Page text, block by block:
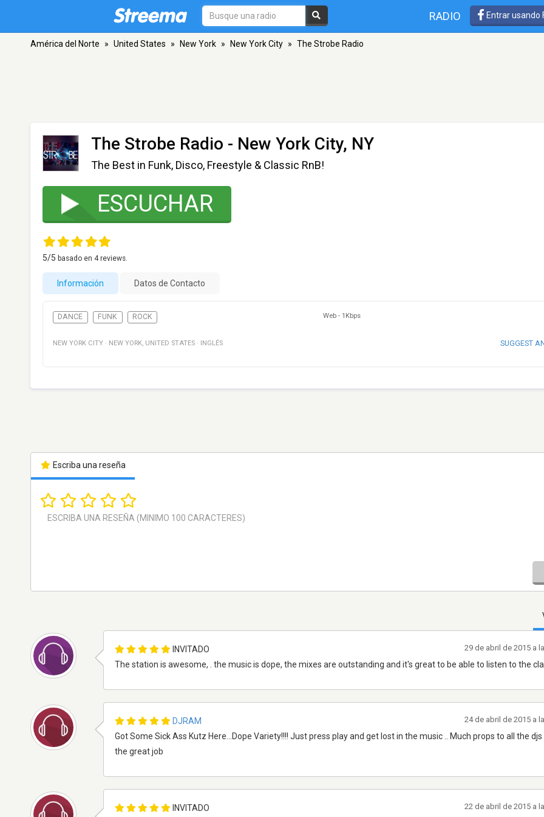
RADIO Entrar usando
América del Norte » United States » New York » New York City » The Strobe Radio
The Strobe Radio - New York City, NY
The Best in Funk, Disco, Freestyle & Classic RnB!
ESCUCHAR
5/5 basado en 4reviews.
Información Datos de Contacto
DANCE FUNK ROCK Web - 1Kbps
NEW YORK CITY · NEW YORK, UNITED STATES · INGLÉS SUGGEST
Escriba una reseña
INVITADO
The station is awesome, . the music is dope, the mixes are outstanding and it's great to be able to listen to the
29 de abril de 2015 a
DJRAM
Got Some Sick Ass Kutz Here...Dope Variety!!!! Just press play and get lost in the music .. Much props to all the djs
the great job
24 de abril de 2015 a
INVITADO 22 de abril de 2015 a